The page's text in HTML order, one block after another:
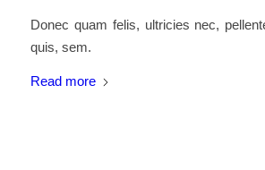
Donec quam felis, ultricies nec,
quis, sem.
Read more